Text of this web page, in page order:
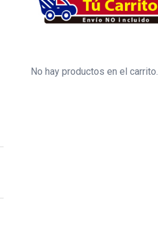
No hay productos en el carrito.